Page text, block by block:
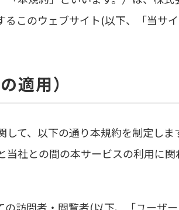
るこのウェブサイト(以下、「当サ
適用）
て、以下の通り本規約を制定しま
当社との間の本サービスの利用に